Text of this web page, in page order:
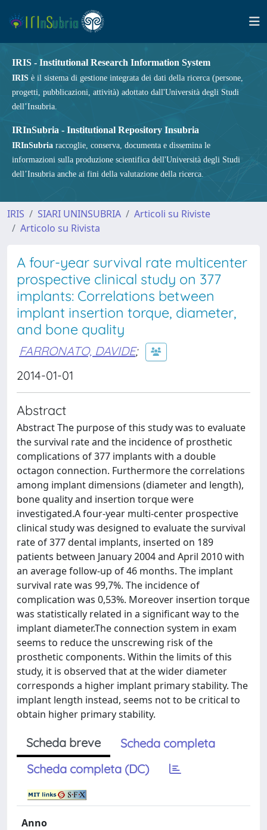
IRIS - Institutional Research Information System
IRIS è il sistema di gestione integrata dei dati della ricerca (persone,
progetti, pubblicazioni, attività) adottato dall'Università degli Studi
dell’Insubria.
IRInSubria - Institutional Repository Insubria
IRInSubria raccoglie, conserva, documenta e dissemina le
informazioni sulla produzione scientifica dell'Università degli Studi
dell’Insubria anche ai fini della valutazione della ricerca.
IRIS SIARI UNINSUBRIA
Articoli su Riviste
Articolo su Rivista
A four-year survival rate multicenter
prospective clinical study on 377
implants: Correlations between
implant insertion torque, diameter,
and bone quality
FARRONATO, DAVIDE;
2014-01-01
Abstract
Abstract The purpose of this study was to evaluate
the survival rate and the incidence of prosthetic
complications of 377 implants with a double
octagon connection. Furthermore the correlations
among implant dimensions (diameter and length),
bone quality and insertion torque were
investigated.A four-year multi-center prospective
clinical study was designed to evaluate the survival
rate of 377 dental implants, inserted on 189
patients between January 2004 and April 2010 with
an average follow-up of 46 months. The implant
survival rate was 99,7%. The incidence of
complication was 0,53%. Moreover insertion torque
was statistically related in a significant way to the
implant diameter.The connection system in exam
seems to reduce the unscrewing risk of the
prosthetic components. Within the limits of this
study, it is observed that at the wider diameter
corresponds a higher implant primary stability. The
implant length instead, seems not to be critical to
obtain higher primary stability.
Scheda breve
Scheda completa
Scheda completa (DC)
Anno